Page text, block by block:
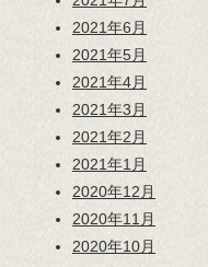
2021年6月
2021年5月
2021年4月
2021年3月
2021年2月
2021年1月
2020年12月
2020年11月
2020年10月